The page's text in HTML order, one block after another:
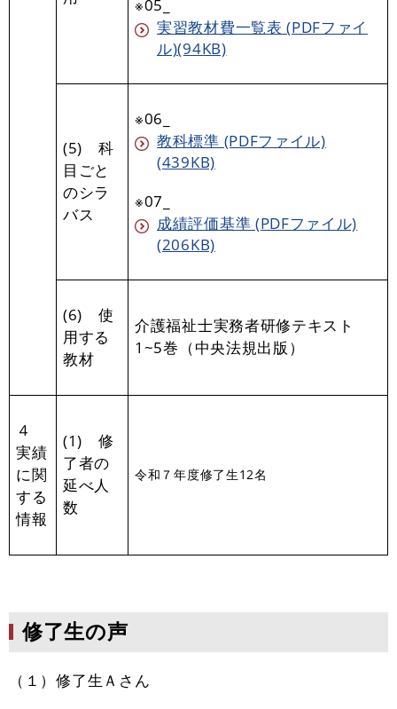
※05_
実習教材費一覧表 (PDFファイ
ル)(94KB)
(5) 科
目ごと
のシラ
バス
※06_
教科標準 (PDFファイル)
(439KB)
※07_
成績評価基準 (PDFファイル)
(206KB)
(6) 使
用する
教材
介護福祉士実務者研修テキスト
1~5巻（中央法規出版）
４
実績
に関
する
情報
(1) 修
了者の
延べ人
数
令和７年度修了生12名
修了生の声​
（１）修了生Ａさん